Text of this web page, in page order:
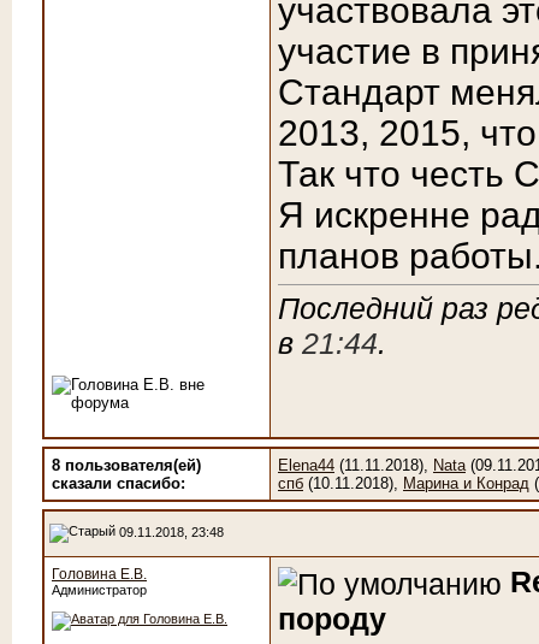
участвовала
участие в
Стандарт
2013, 2015,
Так что честь
Я искренне
планов
Последний раз
в 21:44.
8 пользователя(ей)
сказали cпасибо:
Elena44 (11.11.2018), Nata
спб (10.11.2018), Марина и Конрад
09.11.2018, 23:48
Головина Е.В.
Администратор
породу